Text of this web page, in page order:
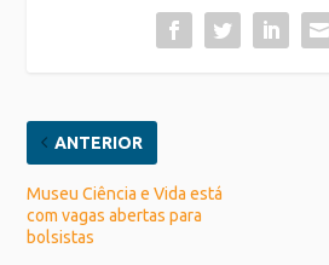
ANTERIOR
Museu Ciência e Vida está
com vagas abertas para
bolsistas